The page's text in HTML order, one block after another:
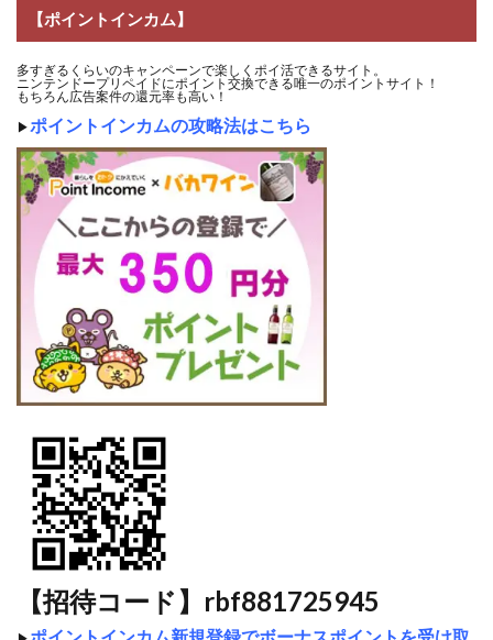
【ポイントインカム】
多すぎるくらいのキャンペーンで楽しくポイ活できるサイト。
ニンテンドープリペイドにポイント交換できる唯一のポイントサイト！
もちろん広告案件の還元率も高い！
▶ ポイントインカムの攻略法はこちら
【招待コード】rbf881725945